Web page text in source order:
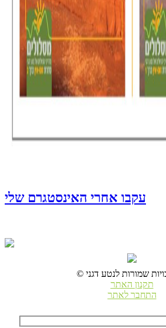
עקבו אחרי האינסטגרם שלי
שמורות לנטע דגני
תקנון האתר
התחבר לאתר